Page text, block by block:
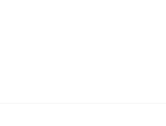
集成。